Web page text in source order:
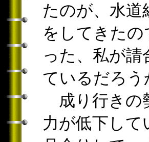
たのが、水道
をしてきた
った、私が
ているだろ
成り行きの
力が低下し